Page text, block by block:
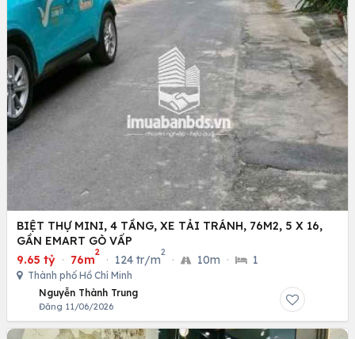
BIỆT THỰ MINI, 4 TẦNG, XE TẢI TRÁNH, 76M2, 5 X 16,
GẦN EMART GÒ VẤP
9.65 tỷ · 76m
2
· 124 tr/m
2
· 10m · 1
Thành phố Hồ Chí Minh
Nguyễn Thành Trung
Đăng 11/06/2026